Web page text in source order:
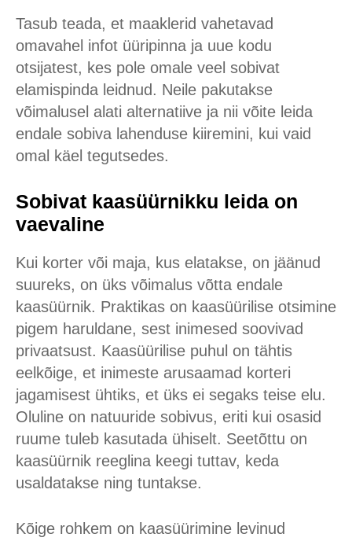
Tasub teada, et maaklerid vahetavad
omavahel infot üüripinna ja uue kodu
otsijatest, kes pole omale veel sobivat
elamispinda leidnud. Neile pakutakse
võimalusel alati alternatiive ja nii võite leida
endale sobiva lahenduse kiiremini, kui vaid
omal käel tegutsedes.
Sobivat kaasüürnikku leida on
vaevaline
Kui korter või maja, kus elatakse, on jäänud
suureks, on üks võimalus võtta endale
kaasüürnik. Praktikas on kaasüürilise otsimine
pigem haruldane, sest inimesed soovivad
privaatsust. Kaasüürilise puhul on tähtis
eelkõige, et inimeste arusaamad korteri
jagamisest ühtiks, et üks ei segaks teise elu.
Oluline on natuuride sobivus, eriti kui osasid
ruume tuleb kasutada ühiselt. Seetõttu on
kaasüürnik reeglina keegi tuttav, keda
usaldatakse ning tuntakse.
Kõige rohkem on kaasüürimine levinud